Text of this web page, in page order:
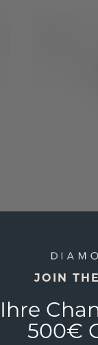
1.052,-
JOIN
Ihre
500€